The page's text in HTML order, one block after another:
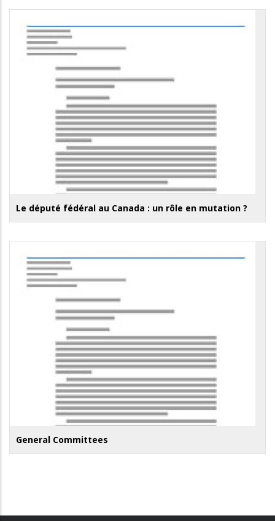
Le député fédéral au Canada : un rôle en mutation ?
General Committees